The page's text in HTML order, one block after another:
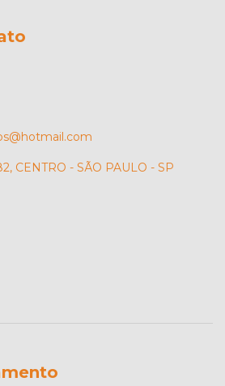
CENTRO - SÃO PAULO - SP